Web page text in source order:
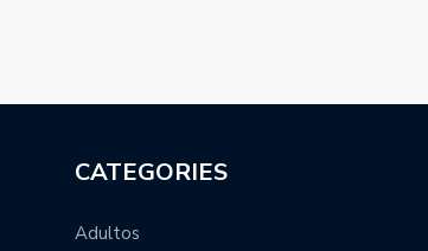
CATEGORIES
Adultos